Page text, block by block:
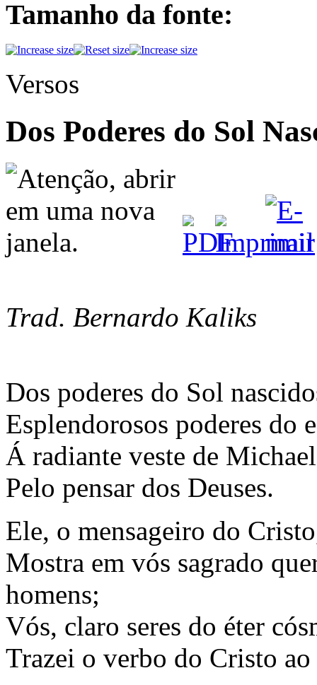
Tamanho da fonte:
Versos
Dos Poderes do Sol
Trad. Bernardo Kaliks
Dos poderes do Sol
Esplendorosos poderes do
Á radiante veste de
Pelo pensar dos Deuses.
Ele, o mensageiro do
Mostra em vós sagrado
homens;
Vós, claro seres do éter
Trazei o verbo do Cristo